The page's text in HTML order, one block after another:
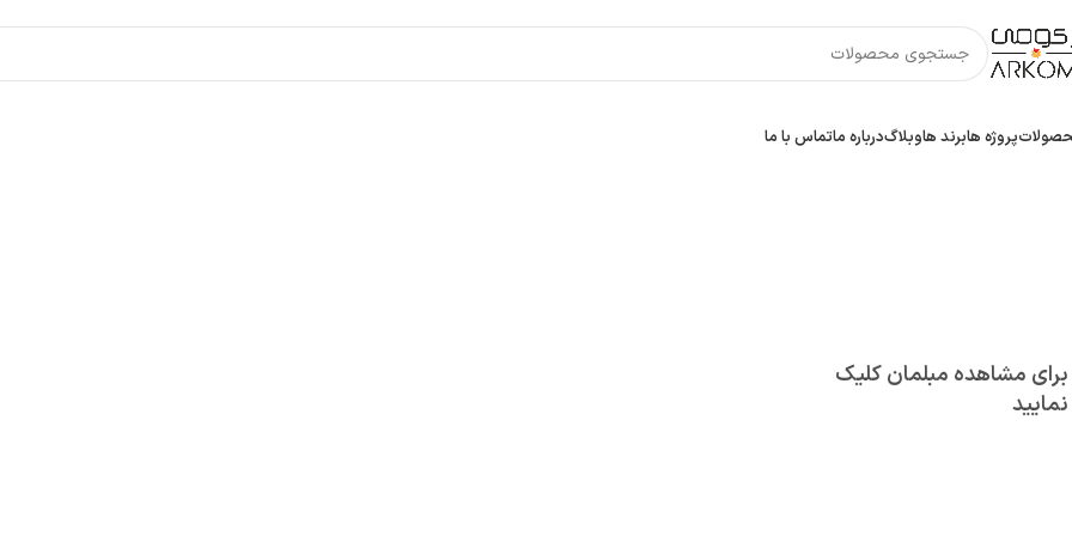
پروژه هابرند‌ هاوبلاگدرباره ماتماس با ما
برای مشاهده مبلمان کلیک
نمایید